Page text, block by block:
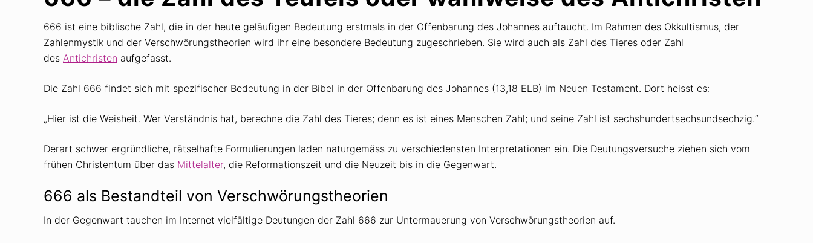
666 ist eine biblische Zahl, die in der heute geläufigen Bedeutung erstmals in der Offenbarung des Johannes auftaucht. Im Rahmen des Okkultismus, der
Zahlenmystik und der Verschwörungstheorien wird ihr eine besondere Bedeutung zugeschrieben. Sie wird auch als Zahl des Tieres oder Zahl
des Antichristen aufgefasst.
Die Zahl 666 findet sich mit spezifischer Bedeutung in der Bibel in der Offenbarung des Johannes (13,18 ELB) im Neuen Testament. Dort heisst es:
„Hier ist die Weisheit. Wer Verständnis hat, berechne die Zahl des Tieres; denn es ist eines Menschen Zahl; und seine Zahl ist sechshundertsechsundsechzig.“
Derart schwer ergründliche, rätselhafte Formulierungen laden naturgemäss zu verschiedensten Interpretationen ein. Die Deutungsversuche ziehen sich vom
frühen Christentum über das Mittelalter, die Reformationszeit und die Neuzeit bis in die Gegenwart.
666 als Bestandteil von Verschwörungstheorien
In der Gegenwart tauchen im Internet vielfältige Deutungen der Zahl 666 zur Untermauerung von Verschwörungstheorien auf.